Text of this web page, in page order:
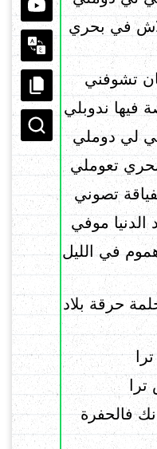
في بحري
تشوفني
فيها ندوبلي
لي دوملي
تعوملي
تصوني
موفي
في الليل
حرقة بلاد
فالحفرة